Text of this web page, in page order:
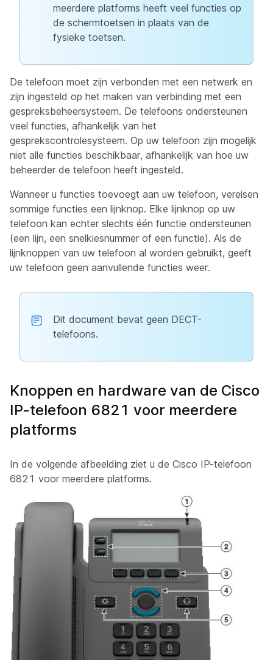
meerdere platforms heeft veel functies op
de schermtoetsen in plaats van de
fysieke toetsen.
De telefoon moet zijn verbonden met een netwerk en
zijn ingesteld op het maken van verbinding met een
gespreksbeheersysteem. De telefoons ondersteunen
veel functies, afhankelijk van het
gesprekscontrolesysteem. Op uw telefoon zijn mogelijk
niet alle functies beschikbaar, afhankelijk van hoe uw
beheerder de telefoon heeft ingesteld.
Wanneer u functies toevoegt aan uw telefoon, vereisen
sommige functies een lijnknop. Elke lijnknop op uw
telefoon kan echter slechts één functie ondersteunen
(een lijn, een snelkiesnummer of een functie). Als de
lijnknoppen van uw telefoon al worden gebruikt, geeft
uw telefoon geen aanvullende functies weer.
Dit document bevat geen DECT-
telefoons.
Knoppen en hardware van de Cisco
IP-telefoon 6821 voor meerdere
platforms
In de volgende afbeelding ziet u de Cisco IP-telefoon
6821 voor meerdere platforms.